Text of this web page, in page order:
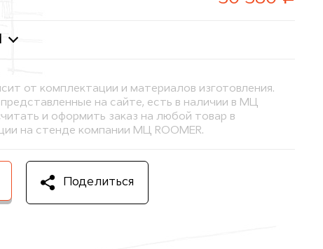
от комплектации и материалов изготовления.
на сайте, есть в наличии в МЦ
и оформить заказ на любой товар в
на стенде компании МЦ ROOMER.
Поделиться